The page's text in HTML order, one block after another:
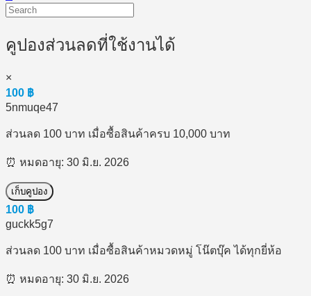
คูปองส่วนลดที่ใช้งานได้
×
100 ฿
5nmuqe47
ส่วนลด 100 บาท เมื่อซื้อสินค้าครบ 10,000 บาท
⏰ หมดอายุ: 30 มิ.ย. 2026
เก็บคูปอง
100 ฿
guckk5g7
ส่วนลด 100 บาท เมื่อซื้อสินค้าหมวดหมู่ โน๊ตบุ๊ค ได้ทุกยี่ห้อ
⏰ หมดอายุ: 30 มิ.ย. 2026